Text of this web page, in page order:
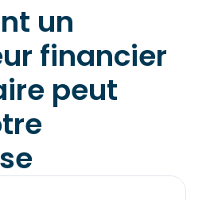
un
financier
peut